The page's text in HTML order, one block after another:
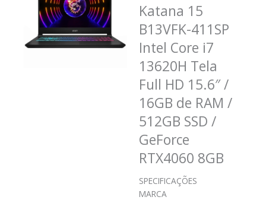
Katana 15
B13VFK-411SP
Intel Core i7
13620H Tela
Full HD 15.6″ /
16GB de RAM /
512GB SSD /
GeForce
RTX4060 8GB
SPECIFICAÇÕES
MARCA